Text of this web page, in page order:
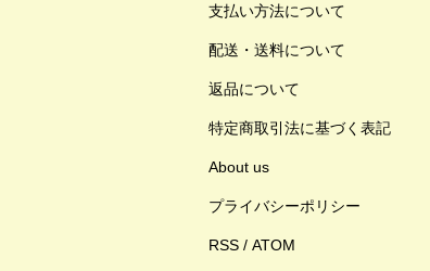
支払い方法について
配送・送料について
返品について
特定商取引法に基づく表記
About us
プライバシーポリシー
RSS/ ATOM